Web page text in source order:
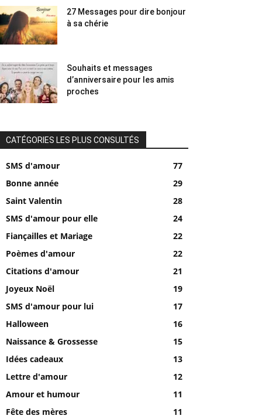
27 Messages pour dire bonjour
à sa chérie
Souhaits et messages
d’anniversaire pour les amis
proches
CATÉGORIES LES PLUS CONSULTÉS
SMS d'amour
77
Bonne année
29
Saint Valentin
28
SMS d'amour pour elle
24
Fiançailles et Mariage
22
Poèmes d'amour
22
Citations d'amour
21
Joyeux Noël
19
SMS d'amour pour lui
17
Halloween
16
Naissance & Grossesse
15
Idées cadeaux
13
Lettre d'amour
12
Amour et humour
11
Fête des mères
11